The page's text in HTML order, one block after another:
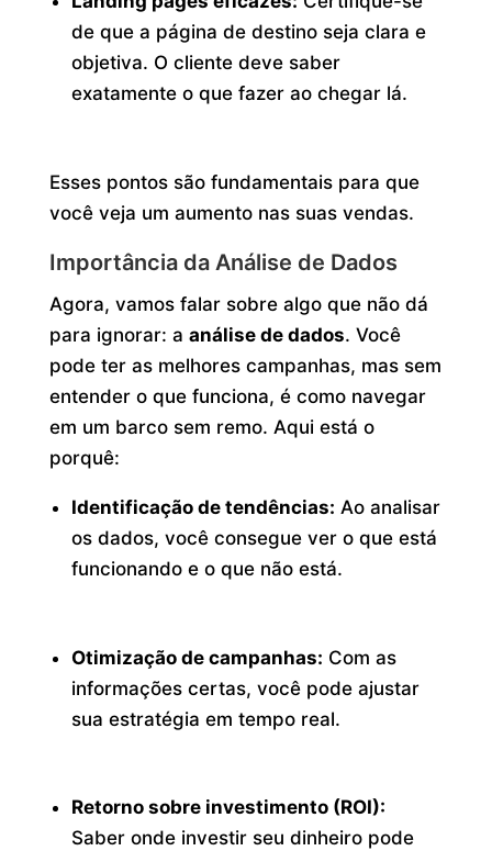
de que a página de destino seja clara e
objetiva. O cliente deve saber
exatamente o que fazer ao chegar lá.
Esses pontos são fundamentais para que
você veja um aumento nas suas vendas.
Importância da Análise de Dados
Agora, vamos falar sobre algo que não dá
para ignorar: a análise de dados. Você
pode ter as melhores campanhas, mas sem
entender o que funciona, é como navegar
em um barco sem remo. Aqui está o
porquê:
Identificação de tendências: Ao analisar
os dados, você consegue ver o que está
funcionando e o que não está.
Otimização de campanhas: Com as
informações certas, você pode ajustar
sua estratégia em tempo real.
Retorno sobre investimento (ROI):
Saber onde investir seu dinheiro pode